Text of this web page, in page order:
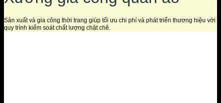
Sản xuất và gia công thời trang giúp tối ưu chi phí và phát triển thương hiệu với
quy trình kiểm soát chất lượng chặt chẽ.